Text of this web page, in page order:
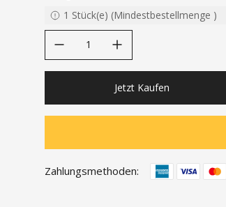
1 Stück(e) (Mindestbestellmenge )
Jetzt Kaufen
Zahlungsmethoden: